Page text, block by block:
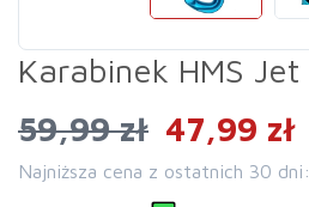
Karabinek HMS Jet
59,99 zł 47,99 zł
Najniższa cena z ostatnich 30 dni: